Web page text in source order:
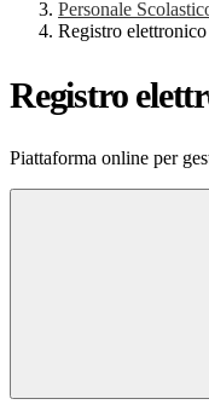
Personale
Registro elettronico
Registro
Piattaforma online per